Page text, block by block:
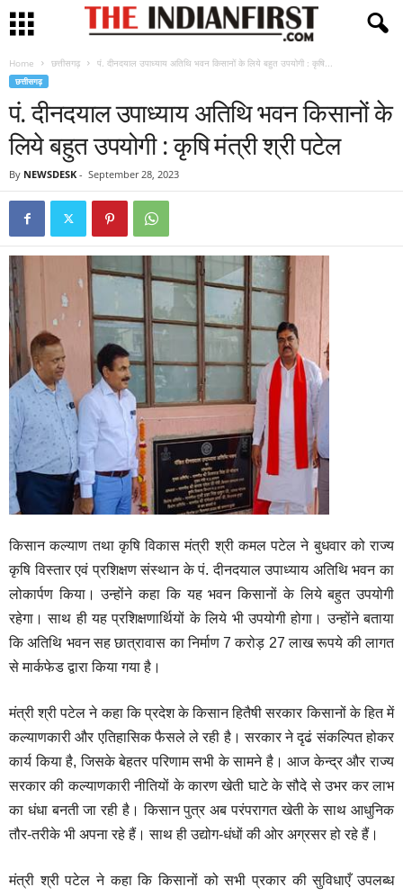
Home छत्तीसगढ़ पं. दीनदयाल उपाध्याय अतिथि भवन किसानों के लिये बहुत उपयोगी : कृषि...
छत्तीसगढ़
पं. दीनदयाल उपाध्याय अतिथि भवन किसानों के
लिये बहुत उपयोगी : कृषि मंत्री श्री पटेल
By NEWSDESK - September 28, 2023
किसान कल्याण तथा कृषि विकास मंत्री श्री कमल पटेल ने बुधवार को राज्य
कृषि विस्तार एवं प्रशिक्षण संस्थान के पं. दीनदयाल उपाध्याय अतिथि भवन का
लोकार्पण किया। उन्होंने कहा कि यह भवन किसानों के लिये बहुत उपयोगी
रहेगा। साथ ही यह प्रशिक्षणार्थियों के लिये भी उपयोगी होगा। उन्होंने बताया
कि अतिथि भवन सह छात्रावास का निर्माण 7 करोड़ 27 लाख रूपये की लागत
से मार्कफेड द्वारा किया गया है।
मंत्री श्री पटेल ने कहा कि प्रदेश के किसान हितैषी सरकार किसानों के हित में
कल्याणकारी और एतिहासिक फैसले ले रही है। सरकार ने दृढं संकल्पित होकर
कार्य किया है, जिसके बेहतर परिणाम सभी के सामने है। आज केन्द्र और राज्य
सरकार की कल्याणकारी नीतियों के कारण खेती घाटे के सौदे से उभर कर लाभ
का धंधा बनती जा रही है। किसान पुत्र अब परंपरागत खेती के साथ आधुनिक
तौर-तरीके भी अपना रहे हैं। साथ ही उद्योग-धंधों की ओर अग्रसर हो रहे हैं।
मंत्री श्री पटेल ने कहा कि किसानों को सभी प्रकार की सुविधाएँ उपलब्ध